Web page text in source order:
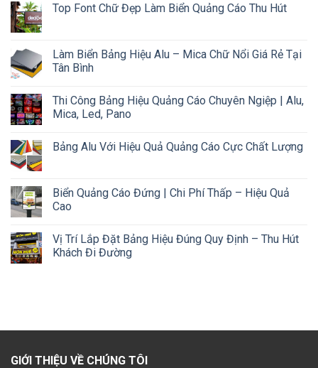
Top Font Chữ Đẹp Làm Biển Quảng Cáo Thu Hút
Làm Biển Bảng Hiệu Alu – Mica Chữ Nổi Giá Rẻ Tại
Tân Bình
Thi Công Bảng Hiệu Quảng Cáo Chuyên Ngiệp | Alu,
Mica, Led, Pano
Bảng Alu Với Hiệu Quả Quảng Cáo Cực Chất Lượng
Biển Quảng Cáo Đứng | Chi Phí Thấp – Hiệu Quả
Cao
Vị Trí Lắp Đặt Bảng Hiệu Đúng Quy Định – Thu Hút
Khách Đi Đường
GIỚI THIỆU VỀ CHÚNG TÔI